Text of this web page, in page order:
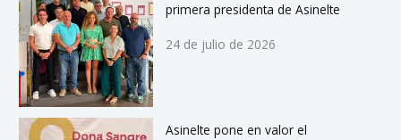
primera presidenta de Asinelte
24 de julio de 2026
Asinelte pone en valor el